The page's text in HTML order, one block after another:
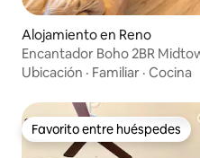
Alojamiento en Reno
Encantador Boho 2BR
mascotas
Ubicación · Familiar · Cocina
Favorito entre huéspedes
Favorito entre huéspedes